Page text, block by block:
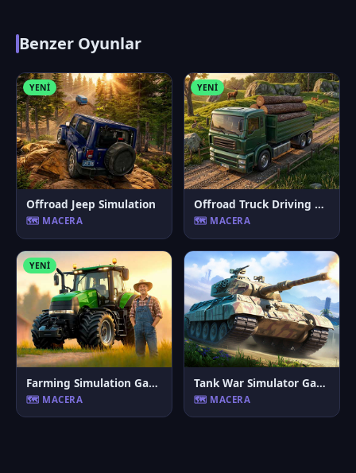
Benzer Oyunlar
YENI
Offroad Jeep Simulation
🗺️ MACERA
YENI
Offroad Truck Driving Game
🗺️ MACERA
YENI
Farming Simulation Game
🗺️ MACERA
Tank War Simulator Game
🗺️ MACERA